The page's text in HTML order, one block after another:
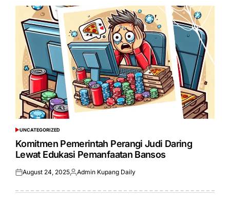
POSTED
IN
UNCATEGORIZED
Komitmen Pemerintah Perangi Judi Daring
Lewat Edukasi Pemanfaatan Bansos
Posted
August 24, 2025Posted
Admin Kupang Daily